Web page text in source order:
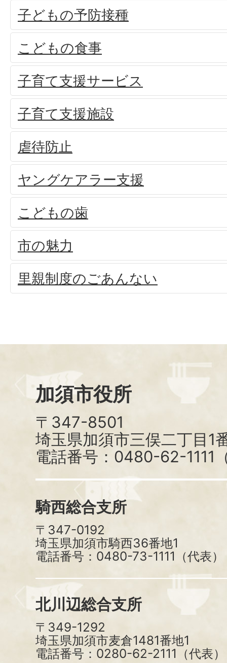
子どもの予防接種
こどもの食事
子育て支援サービス
子育て支援施設
虐待防止
ヤングケアラー支援
こどもの歯
市の魅力
里親制度のごあんない
加須市役所
〒347-8501
埼玉県加須市三俣二丁目1
電話番号：0480-62-1111
騎西総合支所
〒347-0192
埼玉県加須市騎西36番地1
電話番号：0480-73-1111（代表）
北川辺総合支所
〒349-1292
埼玉県加須市麦倉1481番地1
電話番号：0280-62-2111（代表）